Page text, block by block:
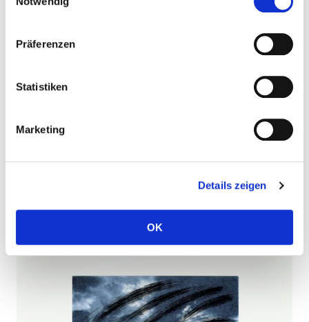
Präferenzen
Statistiken
Marketing
Details zeigen
OK
Himmelsrötung, 2000, Heliogravure, Vernis mou auf